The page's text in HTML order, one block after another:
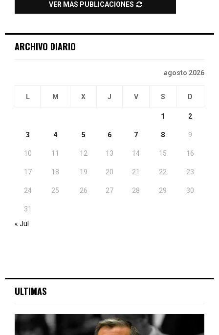
VER MAS PUBLICACIONES
ARCHIVO DIARIO
agosto 2026
L M X J V S D
1 2
3 4 5 6 7 8 9
10 11 12 13 14 15 16
17 18 19 20 21 22 23
24 25 26 27 28 29 30
31
« Jul
ULTIMAS